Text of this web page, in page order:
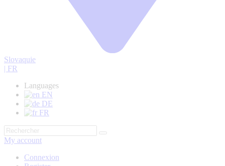
Slovaquie
| FR
Languages
EN
DE
FR
My account
Connexion